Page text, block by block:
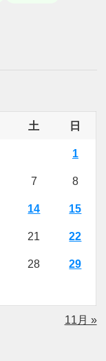
土 日
1
7 8
14 15
21 22
28 29
11月 »